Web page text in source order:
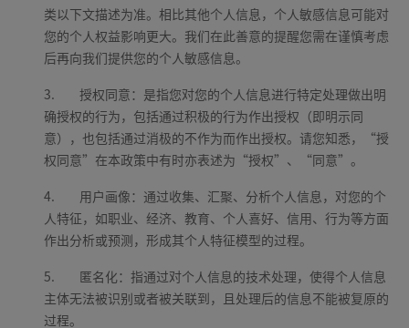
类以下文描述为准。相比其他个人信息，个人敏感信息可能对
您的个人权益影响更大。我们在此善意的提醒您需在谨慎考虑
后再向我们提供您的个人敏感信息。
3.
授权同意：是指您对您的个人信息进行特定处理做出明
确授权的行为，包括通过积极的行为作出授权（即明示同
意），也包括通过消极的不作为而作出授权。请您知悉，“授
权同意”在本政策中有时亦表述为“授权”、“同意”。
4.
用户画像：通过收集、汇聚、分析个人信息，对您的个
人特征，如职业、经济、教育、个人喜好、信用、行为等方面
作出分析或预测，形成其个人特征模型的过程。
5.
匿名化：指通过对个人信息的技术处理，使得个人信息
主体无法被识别或者被关联到，且处理后的信息不能被复原的
过程。